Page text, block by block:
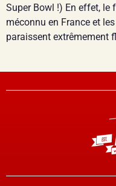
Super Bowl !) En effet,
méconnu en France et
paraissent extrêmement